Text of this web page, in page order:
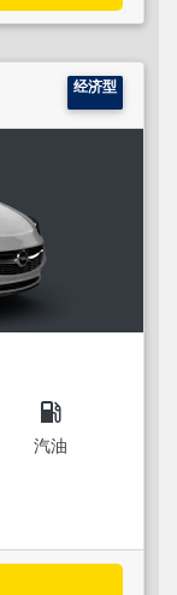
经济型
local_gas_station
汽油